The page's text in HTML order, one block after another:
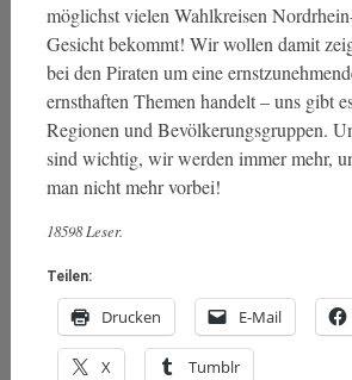
möglichst vielen Wahlkreisen
Gesicht bekommt! Wir wollen damit
bei den Piraten um eine
ernsthaften Themen handelt – uns gibt
Regionen und Bevölkerungsgruppen.
sind wichtig, wir werden immer mehr,
man nicht mehr vorbei!
18598 Leser.
Teilen:
Drucken E-Mail
X Tumblr